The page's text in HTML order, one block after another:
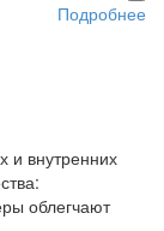
Подробнее
и внутренних
облегчают